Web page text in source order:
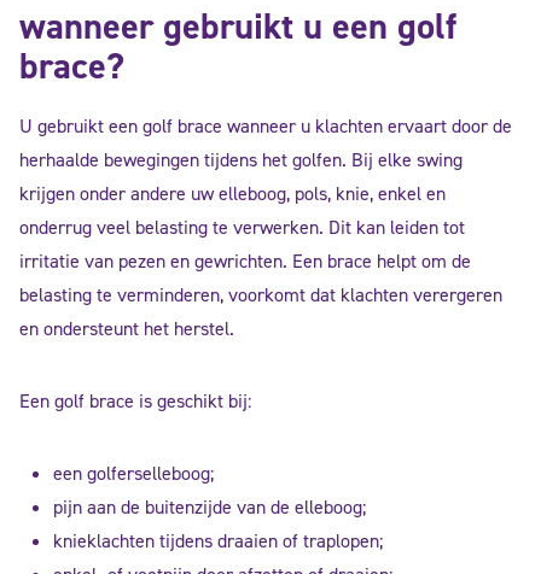
wanneer gebruikt u een golf
brace?
U gebruikt een golf brace wanneer u klachten ervaart door de
herhaalde bewegingen tijdens het golfen. Bij elke swing
krijgen onder andere uw elleboog, pols, knie, enkel en
onderrug veel belasting te verwerken. Dit kan leiden tot
irritatie van pezen en gewrichten. Een brace helpt om de
belasting te verminderen, voorkomt dat klachten verergeren
en ondersteunt het herstel.
Een golf brace is geschikt bij:
een golferselleboog;
pijn aan de buitenzijde van de elleboog;
knieklachten tijdens draaien of traplopen;